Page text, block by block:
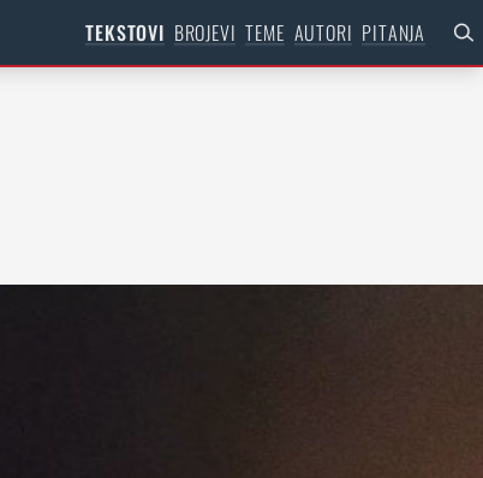
TEKSTOVI BROJEVI TEME AUTORI PITANJA